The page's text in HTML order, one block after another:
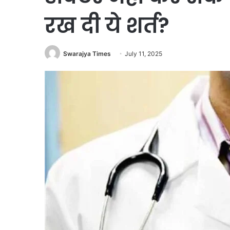
रख दी ये शर्त?
Swarajya Times July 11, 2025